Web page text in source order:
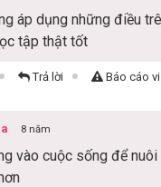
áp dụng những điều
tập thật tốt
Trả lời Báo cáo
8 năm
vào cuộc sống để